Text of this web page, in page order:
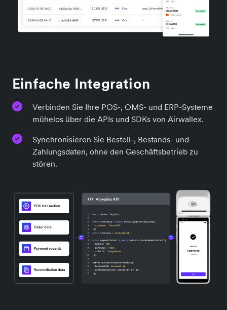
Einfache Integration
Verbinden Sie Ihre POS-, OMS- und ERP-Systeme
mühelos über die APIs und SDKs von Airwallex.
Synchronisieren Sie Bestell-, Bestands- und
Zahlungsdaten, ohne den Geschäftsbetrieb zu
stören.